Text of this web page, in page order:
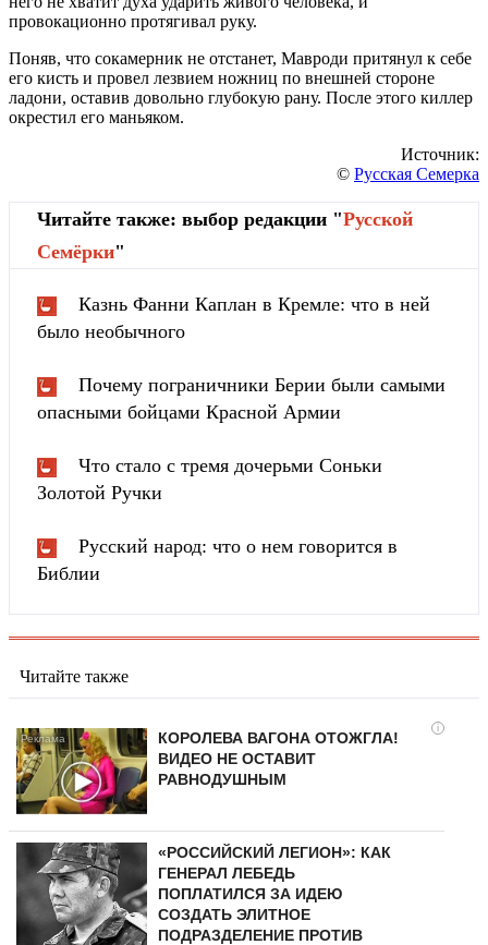
провокационно протягивал руку.
Поняв, что сокамерник не отстанет, Мавроди притянул к себе
его кисть и провел лезвием ножниц по внешней стороне
ладони, оставив довольно глубокую рану. После этого киллер
окрестил его маньяком.
Источник:
© Русская Семерка
Читайте также: выбор редакции "Русской
Cемёрки"
Казнь Фанни Каплан в Кремле: что в ней
было необычного
Почему пограничники Берии были самыми
опасными бойцами Красной Армии
Что стало с тремя дочерьми Соньки
Золотой Ручки
Русский народ: что о нем говорится в
Библии
Читайте также
i
КОРОЛЕВА ВАГОНА ОТОЖГЛА!
ВИДЕО НЕ ОСТАВИТ
РАВНОДУШНЫМ
«РОССИЙСКИЙ ЛЕГИОН»: КАК
ГЕНЕРАЛ ЛЕБЕДЬ
ПОПЛАТИЛСЯ ЗА ИДЕЮ
СОЗДАТЬ ЭЛИТНОЕ
ПОДРАЗДЕЛЕНИЕ ПРОТИВ